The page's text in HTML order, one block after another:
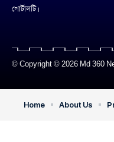
পোর্টালটি।
© Copyright © 2026 Md 360
Home About Us